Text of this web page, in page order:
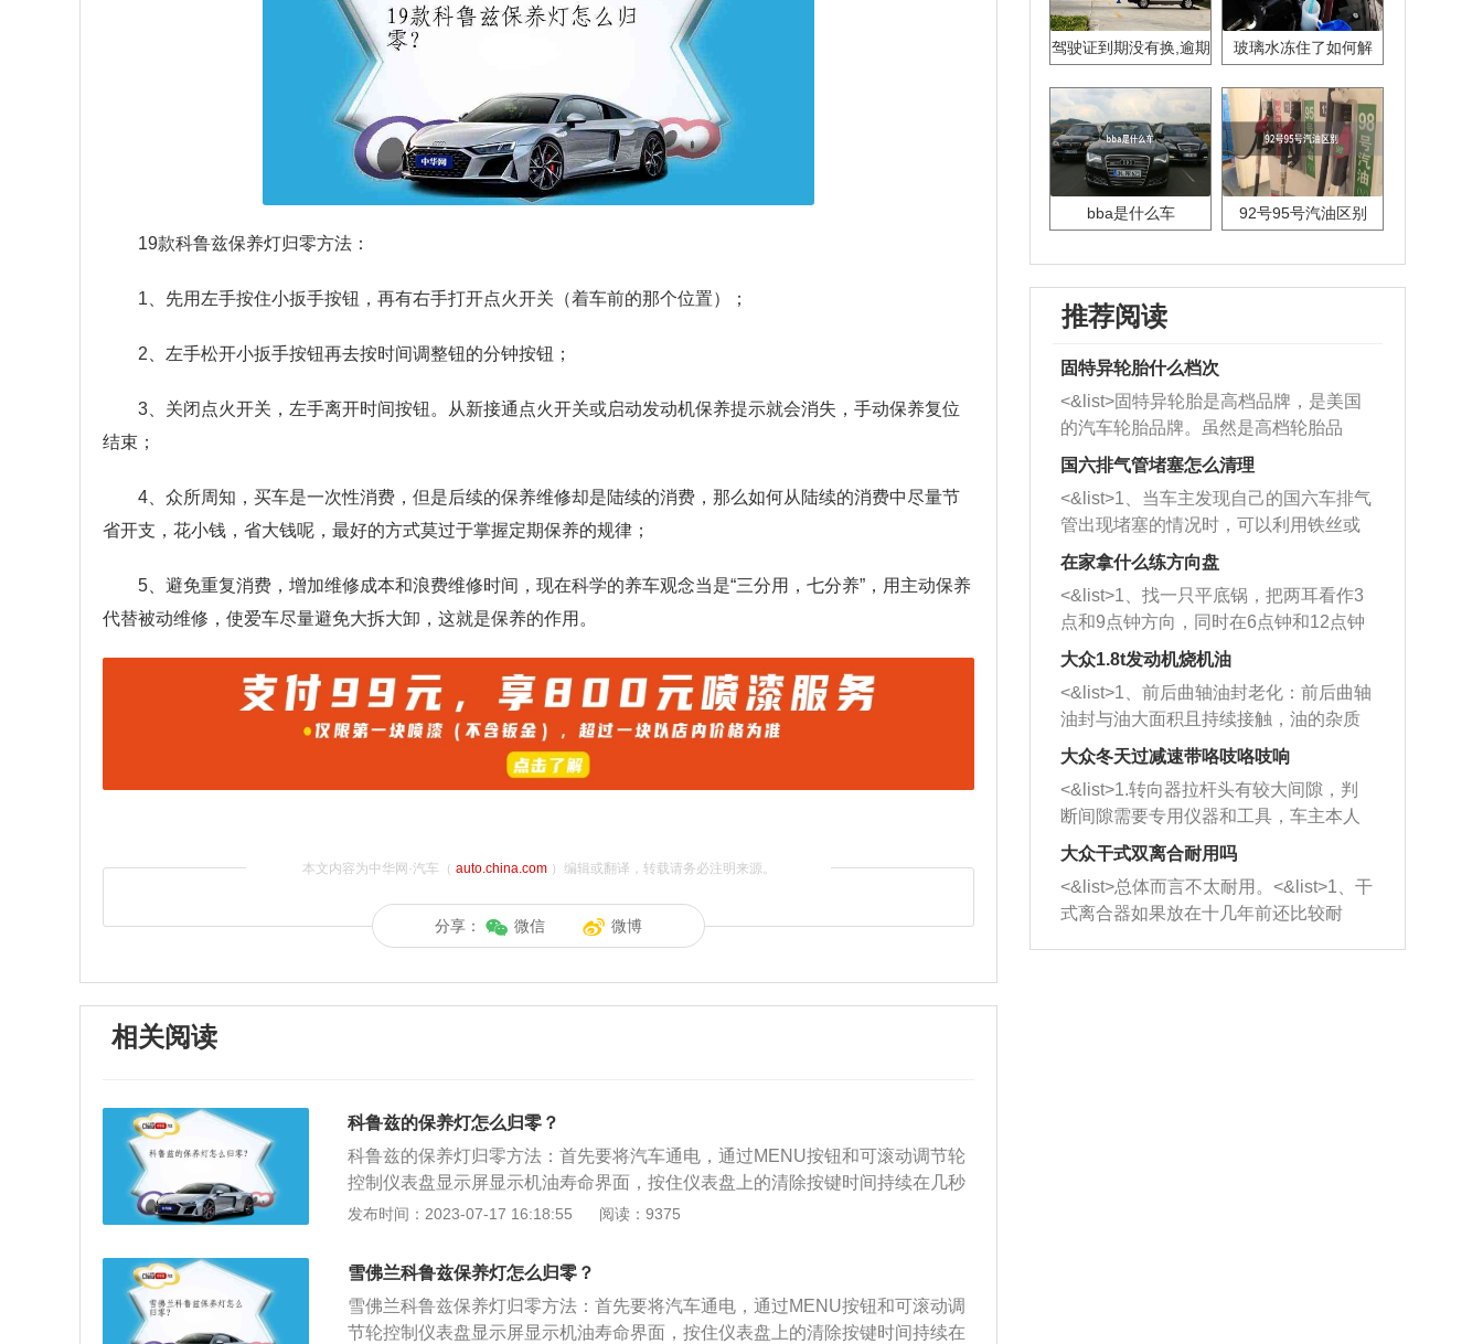
19款科鲁兹保养灯归零方法：
1、先用左手按住小扳手按钮，再有右手打开点火开关（着车前的那个位置）；
2、左手松开小扳手按钮再去按时间调整钮的分钟按钮；
3、关闭点火开关，左手离开时间按钮。从新接通点火开关或启动发动机保养提示就会消失，手动保养复位
结束；
4、众所周知，买车是一次性消费，但是后续的保养维修却是陆续的消费，那么如何从陆续的消费中尽量节
省开支，花小钱，省大钱呢，最好的方式莫过于掌握定期保养的规律；
5、避免重复消费，增加维修成本和浪费维修时间，现在科学的养车观念当是“三分用，七分养”，用主动保养
代替被动维修，使爱车尽量避免大拆大卸，这就是保养的作用。
本文内容为中华网·汽车（ auto.china.com）编辑或翻译，转载请务必注明来源。
分享： 微信 微博
相关阅读
科鲁兹的保养灯怎么归零？
科鲁兹的保养灯归零方法：首先要将汽车通电，通过MENU按钮和可滚动调节轮
控制仪表盘显示屏显示机油寿命界面，按住仪表盘上的清除按键时间持续在几秒
钟左右，这时保养灯即可归零。汽车在保养之后需要对保养灯归零，以便系统能
型标杆车型为目标，整合全球资源开发的新一代车型，提供六款车身颜色：极光
白、耀岩黑、冷铂银、冰河蓝、钛金灰、烈焰红，以及四种内饰配色：星罗深
灰、织锦深灰、雅光灰黑、马鞍棕。
发布时间：2023-07-17 16:18:55 阅读：9375
雪佛兰科鲁兹保养灯怎么归零？
雪佛兰科鲁兹保养灯归零方法：首先要将汽车通电，通过MENU按钮和可滚动调
节轮控制仪表盘显示屏显示机油寿命界面，按住仪表盘上的清除按键时间持续在
驾驶证到期没有换,逾期
玻璃水冻住了如何解
bba是什么车 92号95号汽油区别
推荐阅读
固特异轮胎什么档次
<&list>固特异轮胎是高档品牌，是美国
的汽车轮胎品牌。虽然是高档轮胎品
牌，但是中高低端的轮胎都有生产，这
也是为了更好的开拓市场。
国六排气管堵塞怎么清理
<&list>1、当车主发现自己的国六车排气
管出现堵塞的情况时，可以利用铁丝或
者是细棍，直接将杂物给取出来，如果
堵塞情况比较严重，也可以采取应急措
施。 <&list>2、直接利用木棍将所有的
杂物推到排气管里面的位置处，然后将
三元催化器拆解开，就可以将堵塞的东
西取出来。但如果是因为积碳过多引起
的堵塞，就需要将三元催化器泡在草酸
洗剂对堵塞的情况得到解决，将清洗剂
放在燃油箱中，与燃油混合后，车辆启
动时，就可以和汽油一起进入到燃烧
室，最后形成废气排出，就可以让三元
催化器得到清洗，排气管堵塞的情况就
能够得到解决。
在家拿什么练方向盘
<&list>1、找一只平底锅，把两耳看作3
点和9点钟方向，同时在6点钟和12点钟
方向做一个标记。 <&list>2、双手握住
一圈半的练习，往右同样也要打相同的
圈数。 <&list>3、最后强调要反复练
习，这样就可以形成肌肉记忆，在真实
驾驶车辆时，不需要记忆也能打好方
向。
大众1.8t发动机烧机油
<&list>1、前后曲轴油封老化：前后曲轴
油封与油大面积且持续接触，油的杂质
和发动机内持续温度变化使其密封效果
逐渐减弱，导致渗油或漏油。<&list>2、
活塞间隙过大：积碳会使活塞环与缸体
的间隙扩大，导致机油流入燃烧室中，
造成烧机油。<&list>3、机油粘度。使用
机油粘度过小的话，同样会有烧机油现
象，机油粘度过小具有很好的流动性，
大众冬天过减速带咯吱咯吱响
<&list>1.转向器拉杆头有较大间隙，判
断间隙需要专用仪器和工具，车主本人
无法制作，需要将车辆送到修理厂或4s
店；<&list>2.车辆半轴套管防尘罩破
裂，破裂后会出现漏油现象，使半轴磨
损严重，磨损的半轴容易损坏，产生异
响；<&list>3.稳定器的转向胶套和球头
大众干式双离合耐用吗
<&list>总体而言不太耐用。<&list>1、干
式离合器如果放在十几年前还比较耐